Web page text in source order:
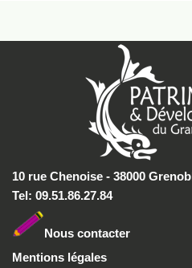
10 rue Chenoise - 38000
Tel: 09.51.86.27.84
Nous contacter
Mentions légales